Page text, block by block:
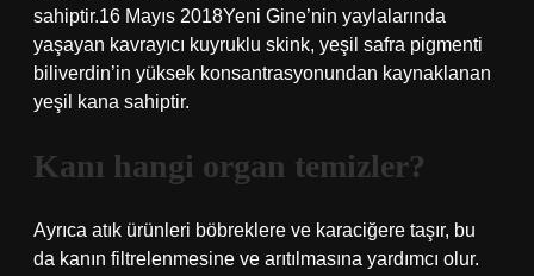
sahiptir.16 Mayıs 2018Yeni Gine’nin yaylalarında
yaşayan kavrayıcı kuyruklu skink, yeşil safra pigmenti
biliverdin’in yüksek konsantrasyonundan kaynaklanan
yeşil kana sahiptir.
Kanı hangi organ temizler?
Ayrıca atık ürünleri böbreklere ve karaciğere taşır, bu
da kanın filtrelenmesine ve arıtılmasına yardımcı olur.